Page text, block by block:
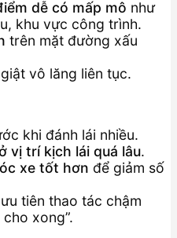
dễ có mấp mô như
khu vực công trình.
trên mặt đường xấu
vô lăng liên tục.
khi đánh lái nhiều.
vị trí kịch lái quá lâu.
xe tốt hơn để giảm số
tiên thao tác chậm
xong”.